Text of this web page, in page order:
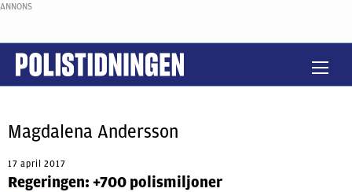
ANNONS
Magdalena Andersson
17 april 2017
Regeringen: +700 polismiljoner